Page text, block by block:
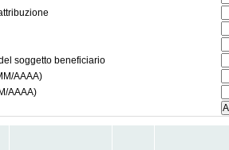
soggetto beneficiario
AAAA)
AAAA)